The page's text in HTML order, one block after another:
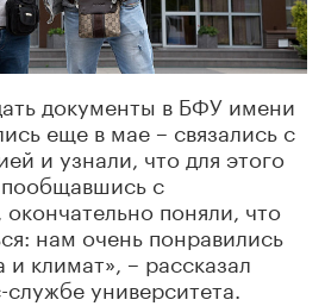
документы в БФУ имени
еще в мае – связались с
и узнали, что для этого
с
поняли, что
нам очень понравились
климат», – рассказал
университета.